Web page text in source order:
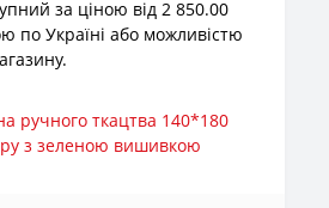
за ціною від 2 850.00
по Україні або можливістю
ручного ткацтва 140*180
з зеленою вишивкою